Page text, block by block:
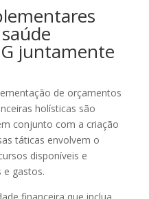
juntamente
de orçamentos
holísticas são
conjunto com a criação
táticas envolvem o
disponíveis e
e gastos.